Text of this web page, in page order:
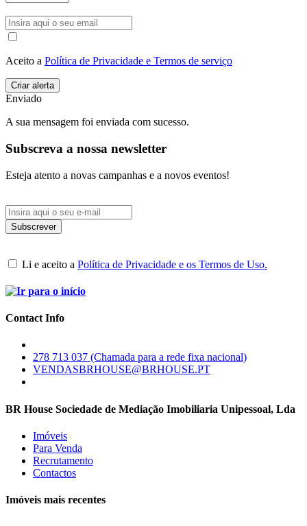
Aceito a Política de Privacidade e Termos de serviço
Enviado
A sua mensagem foi enviada com sucesso.
Subscreva a nossa newsletter
Esteja atento a novas campanhas e a novos eventos!
Li e aceito a Política de Privacidade e os Termos de Uso.
Contact Info
278 713 037 (Chamada para a rede fixa nacional)
VENDASBRHOUSE@BRHOUSE.PT
BR House Sociedade de Mediação Imobiliaria Unipessoal, Lda
Imóveis
Para Venda
Recrutamento
Contactos
Imóveis mais recentes